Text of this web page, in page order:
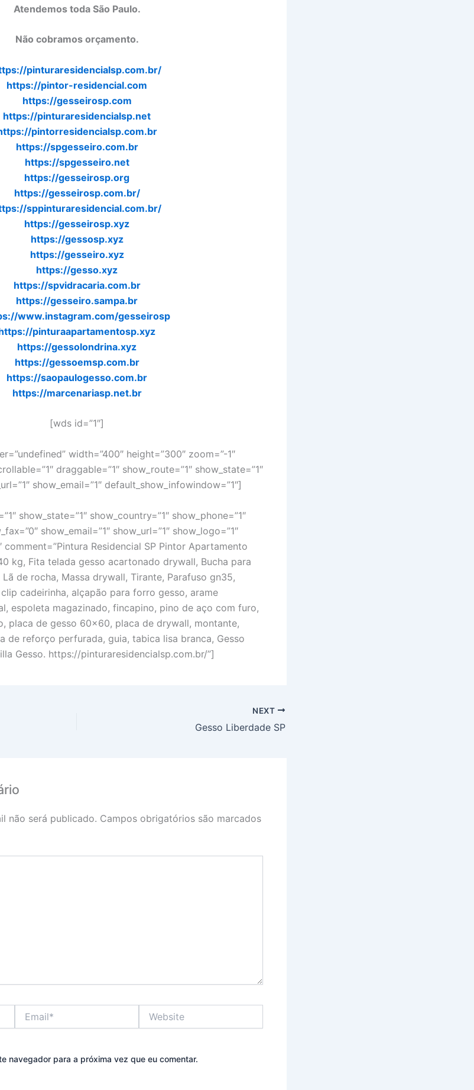
Atendemos toda São Paulo.
Não cobramos orçamento.
pinturaresidencialsp.com.br/
https://pintor-residencial.com
https://gesseirosp.com
https://pinturaresidencialsp.net
pintorresidencialsp.com.br
https://spgesseiro.com.br
https://spgesseiro.net
https://gesseirosp.org
https://gesseirosp.com.br/
sppinturaresidencial.com.br/
https://gesseirosp.xyz
https://gessosp.xyz
https://gesseiro.xyz
https://gesso.xyz
https://spvidracaria.com.br
https://gesseiro.sampa.br
www.instagram.com/gesseirosp
pinturaapartamentosp.xyz
https://gessolondrina.xyz
https://gessoemsp.com.br
https://saopaulogesso.com.br
https://marcenariasp.net.br
[wds id=”1″]
width=”400″ height=”300″ zoom=”-1″
draggable=”1″ show_route=”1″ show_state=”1″
show_email=”1″ default_show_infowindow=”1″]
show_state=”1″ show_country=”1″ show_phone=”1″
show_email=”1″ show_url=”1″ show_logo=”1″
comment=”Pintura Residencial SP Pintor Apartamento
kg, Fita telada gesso acartonado drywall, Bucha para
de rocha, Massa drywall, Tirante, Parafuso gn35,
cadeirinha, alçapão para forro gesso, arame
espoleta magazinado, fincapino, pino de aço com furo,
placa de gesso 60×60, placa de drywall, montante,
de reforço perfurada, guia, tabica lisa branca, Gesso
Gesso. https://pinturaresidencialsp.com.br/”]
NEXT
Gesso Liberdade SP
não será publicado. Campos obrigatórios são marcados
navegador para a próxima vez que eu comentar.